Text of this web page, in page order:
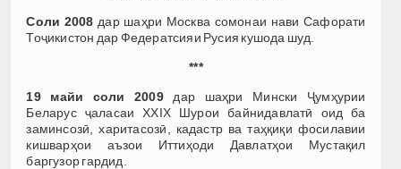
Соли 2008 дар шаҳри Москва сомонаи нави Сафорати
Тоҷикистон дар Федератсияи Русия кушода шуд.
***
19 майи соли 2009дар шаҳри Мински Ҷумҳурии
Беларус ҷаласаи XXIX Шурои байнидавлатӣ оид ба
заминсозӣ, харитасозӣ, кадастр ва таҳқиқи фосилавии
кишварҳои аъзои Иттиҳоди Давлатҳои Мустақил
баргузор гардид.